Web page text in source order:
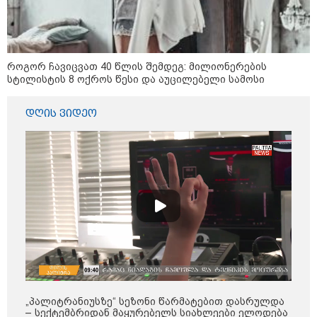
მსოფლიო
13:15 / 08-08-2026
როგორ ჩავიცვათ 40 წლის შემდეგ: მილიონერების
სტილისტის 8 ოქროს წესი და აუცილებელი სამოსი
დღის ვიდეო
„პალიტრანიუსზე“ სეზონი წარმატებით დასრულდა
– სექტემბრიდან მაყურებელს სიახლეები ელოდება